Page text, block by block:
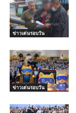
ข่าวเด่นรอบวัน
ข่าวเด่นรอบวัน